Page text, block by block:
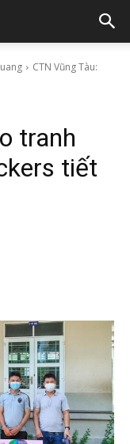
CTN Vũng Tàu:
tranh
tiết